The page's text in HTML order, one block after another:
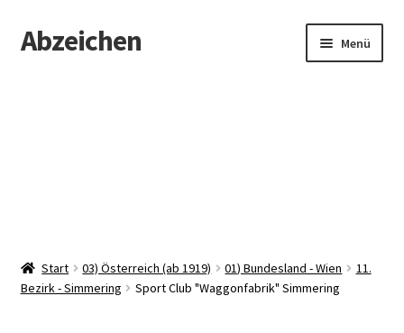
Zur
Navigation
Zum
Inhalt
Abzeichen Menü
Start 03) Österreich (ab 1919) 01) Bundesland - Wien
11.
Bezirk - Simmering
Sport Club "Waggonfabrik" Simmering